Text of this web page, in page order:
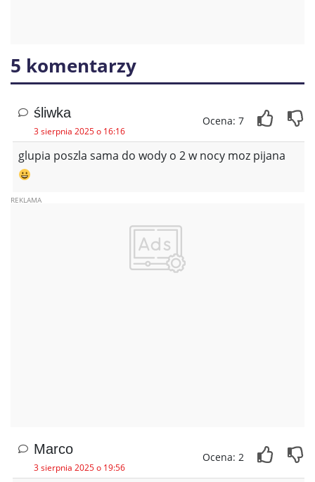
5 komentarzy
śliwka
3 sierpnia 2025 o 16:16
Ocena: 7
glupia poszla sama do wody o 2 w nocy moz pijana
Marco
3 sierpnia 2025 o 19:56
Ocena: 2